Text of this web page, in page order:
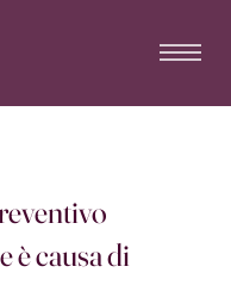
è causa di